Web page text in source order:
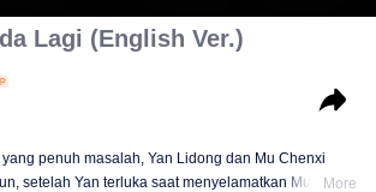
Lagi (English Ver.)
penuh masalah, Yan Lidong dan Mu Chenxi
setelah Yan terluka saat menyelamatkan Mu, iaMore